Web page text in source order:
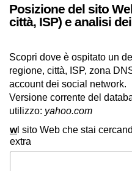
Posizione del sito
città, ISP) e analisi
Scopri dove è ospitato un
regione, città, ISP, zona
account dei social network.
Versione corrente del
utilizzo: yahoo.com
wl sito Web che stai
extra